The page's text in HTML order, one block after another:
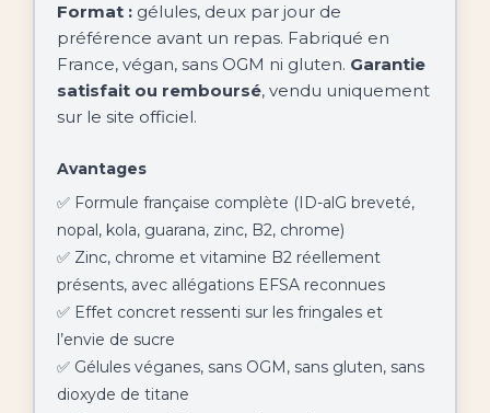
Format : gélules, deux par jour de
préférence avant un repas. Fabriqué en
France, végan, sans OGM ni gluten. Garantie
satisfait ou remboursé, vendu uniquement
sur le site officiel.
Avantages
✅ Formule française complète (ID-alG breveté,
nopal, kola, guarana, zinc, B2, chrome)
✅ Zinc, chrome et vitamine B2 réellement
présents, avec allégations EFSA reconnues
✅ Effet concret ressenti sur les fringales et
l’envie de sucre
✅ Gélules véganes, sans OGM, sans gluten, sans
dioxyde de titane